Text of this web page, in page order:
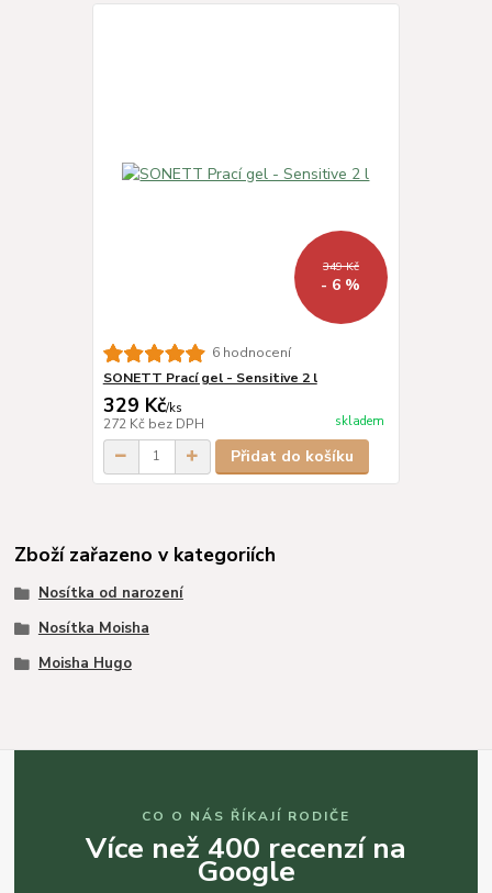
349 Kč
- 6 %
6 hodnocení
SONETT Prací gel - Sensitive 2 l
329 Kč/ks
272 Kč bez DPH skladem
Přidat do košíku
Zboží zařazeno v kategoriích
Nosítka od narození
Nosítka Moisha
Moisha Hugo
CO O NÁS ŘÍKAJÍ RODIČE
Více než 400 recenzí na
Google